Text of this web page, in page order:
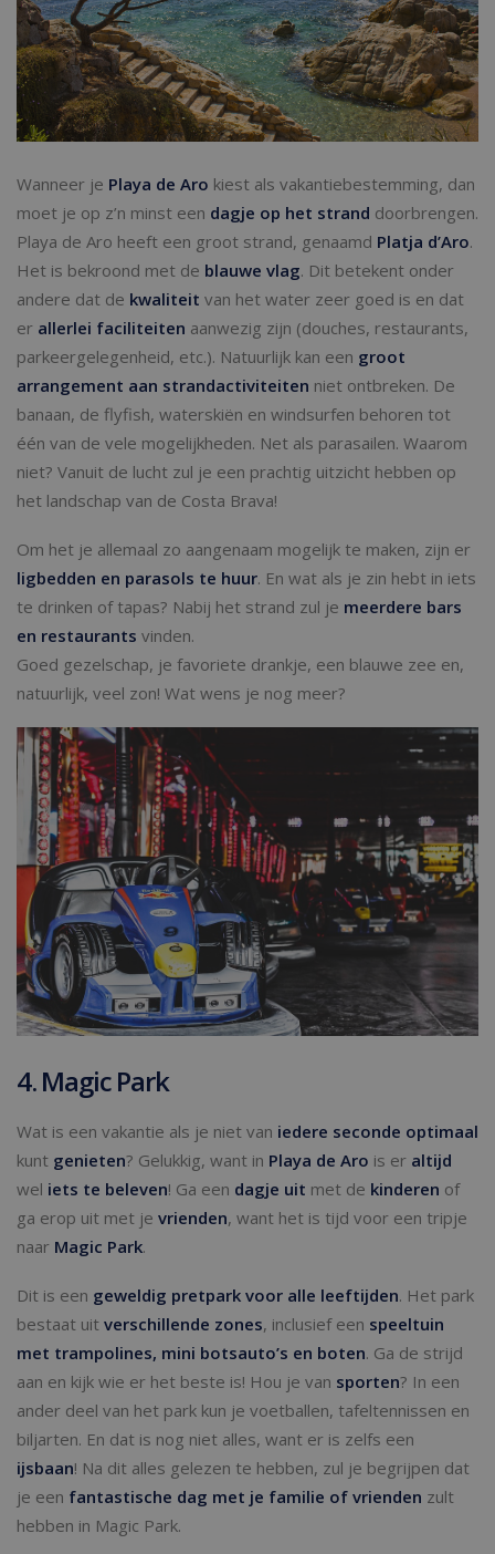
Wanneer je Playa de Aro kiest als vakantiebestemming, dan
moet je op z’n minst een dagje op het strand doorbrengen.
Playa de Aro heeft een groot strand, genaamd Platja d’Aro.
Het is bekroond met de blauwe vlag. Dit betekent onder
andere dat de kwaliteit van het water zeer goed is en dat
er allerlei faciliteiten aanwezig zijn (douches, restaurants,
parkeergelegenheid, etc.). Natuurlijk kan een groot
arrangement aan strandactiviteiten niet ontbreken. De
banaan, de flyfish, waterskiën en windsurfen behoren tot
één van de vele mogelijkheden. Net als parasailen. Waarom
niet? Vanuit de lucht zul je een prachtig uitzicht hebben op
het landschap van de Costa Brava!
Om het je allemaal zo aangenaam mogelijk te maken, zijn er
ligbedden en parasols te huur. En wat als je zin hebt in iets
te drinken of tapas? Nabij het strand zul je meerdere bars
en restaurants vinden.
Goed gezelschap, je favoriete drankje, een blauwe zee en,
natuurlijk, veel zon! Wat wens je nog meer?
4. Magic Park
Wat is een vakantie als je niet van iedere seconde optimaal
kunt genieten? Gelukkig, want in Playa de Aro is er altijd
wel iets te beleven! Ga een dagje uit met de kinderen of
ga erop uit met je vrienden, want het is tijd voor een tripje
naar Magic Park.
Dit is een geweldig pretpark voor alle leeftijden. Het park
bestaat uit verschillende zones, inclusief een speeltuin
met trampolines, mini botsauto’s en boten. Ga de strijd
aan en kijk wie er het beste is! Hou je van sporten? In een
ander deel van het park kun je voetballen, tafeltennissen en
biljarten. En dat is nog niet alles, want er is zelfs een
ijsbaan! Na dit alles gelezen te hebben, zul je begrijpen dat
je een fantastische dag met je familie of vrienden zult
hebben in Magic Park.